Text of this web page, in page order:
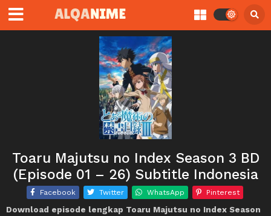
Toaru Majutsu no Index Season 3 BD
(Episode 01 – 26) Subtitle Indonesia
Facebook Twitter WhatsApp Pinterest
Download episode lengkap Toaru Majutsu no Index Season